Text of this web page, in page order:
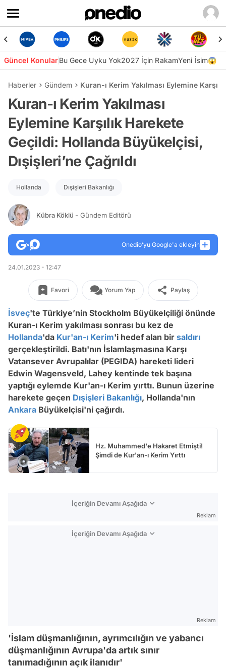
Güncel KonularBu Gece Uyku Yok2027 İçin RakamYeni İsim😱
Haberler Gündem Kuran-ı Kerim Yakılması Eylemine
Kuran-ı Kerim Yakılması
Eylemine Karşılık Harekete
Geçildi: Hollanda Büyükelçisi,
Dışişleri’ne Çağrıldı
Hollanda Dışişleri Bakanlığı
Kübra Köklü - Gündem Editörü
Onedio’yu Google'a ekleyin
24.01.2023 - 12:47
Favori Yorum Yap Paylaş
İsveç'te Türkiye’nin Stockholm Büyükelçiliği önünde
Kuran-ı Kerim yakılması sonrası bu kez de
Hollanda'da Kur'an-ı Kerim'i hedef alan bir saldırı
gerçekleştirildi. Batı'nın İslamlaşmasına Karşı
Vatansever Avrupalılar (PEGIDA) hareketi lideri
Edwin Wagensveld, Lahey kentinde tek başına
yaptığı eylemde Kur'an-ı Kerim yırttı. Bunun üzerine
harekete geçen Dışişleri Bakanlığı, Hollanda'nın
Ankara Büyükelçisi'ni çağırdı.
Hz. Muhammed'e Hakaret Etmişti!
Şimdi de Kur'an-ı Kerim Yırttı
İçeriğin Devamı Aşağıda
Reklam
İçeriğin Devamı Aşağıda
Reklam
'İslam düşmanlığının, ayrımcılığın ve yabancı
düşmanlığının Avrupa'da artık sınır
tanımadığının açık ilanıdır'